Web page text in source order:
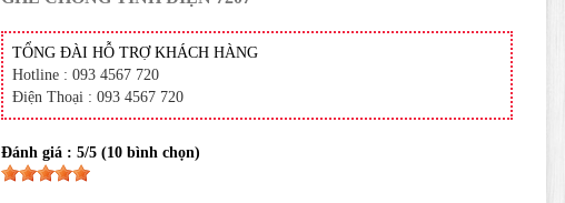
TỔNG ĐÀI HỖ TRỢ KHÁCH HÀNG
Hotline : 093 4567 720
Điện Thoại : 093 4567 720
Đánh giá : 5/5 (10 bình chọn)